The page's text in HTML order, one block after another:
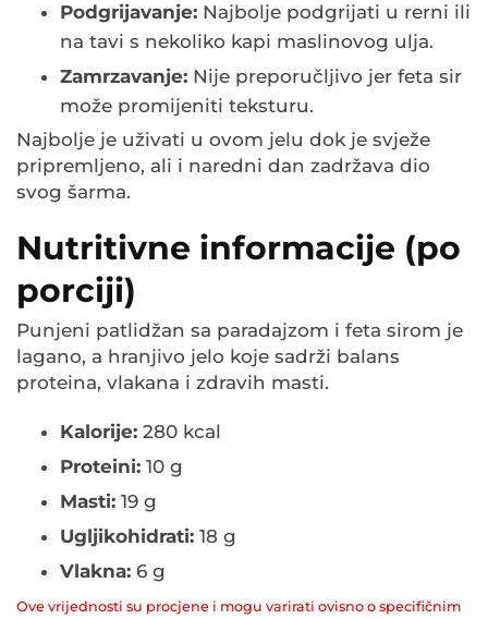
Podgrijavanje: Najbolje podgrijati u rerni ili
na tavi s nekoliko kapi maslinovog ulja.
Zamrzavanje: Nije preporučljivo jer feta sir
može promijeniti teksturu.
Najbolje je uživati u ovom jelu dok je svježe
pripremljeno, ali i naredni dan zadržava dio
svog šarma.
Nutritivne informacije (po
porciji)
Punjeni patlidžan sa paradajzom i feta sirom je
lagano, a hranjivo jelo koje sadrži balans
proteina, vlakana i zdravih masti.
Kalorije: 280 kcal
Proteini: 10 g
Masti: 19 g
Ugljikohidrati: 18 g
Vlakna: 6 g
Ove vrijednosti su procjene i mogu varirati ovisno o specifičnim